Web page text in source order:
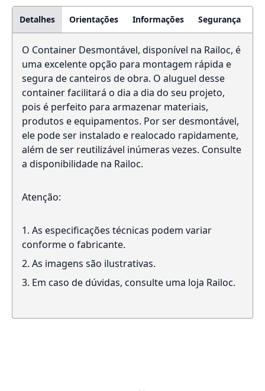
Detalhes Orientações Informações Segurança
O Container Desmontável, disponível na Railoc, é
uma excelente opção para montagem rápida e
segura de canteiros de obra. O aluguel desse
container facilitará o dia a dia do seu projeto,
pois é perfeito para armazenar materiais,
produtos e equipamentos. Por ser desmontável,
ele pode ser instalado e realocado rapidamente,
além de ser reutilizável inúmeras vezes. Consulte
a disponibilidade na Railoc.
Atenção:
As especificações técnicas podem variar
conforme o fabricante.
As imagens são ilustrativas.
Em caso de dúvidas, consulte uma loja Railoc.